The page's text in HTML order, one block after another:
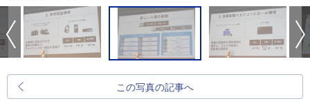
この写真の記事へ